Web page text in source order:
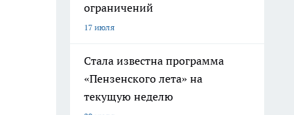
ограничений
17 июля
Стала известна программа
«Пензенского лета» на
текущую неделю